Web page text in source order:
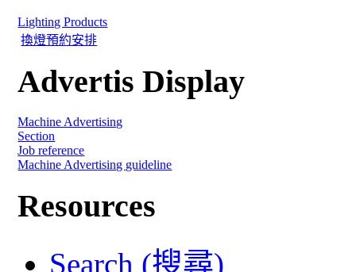
Lighting Products
換燈預約安排
Advertis Display
Machine Advertising
Section
Job reference
Machine Advertising guideline
Resources
Search (搜尋)